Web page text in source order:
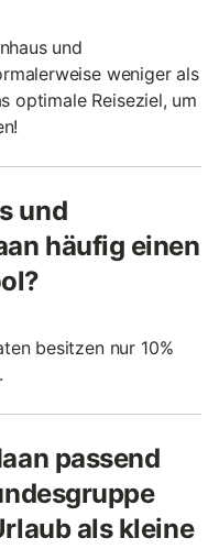
und
weniger als
optimale Reiseziel, um
und
häufig einen
besitzen nur 10%
passend
als kleine